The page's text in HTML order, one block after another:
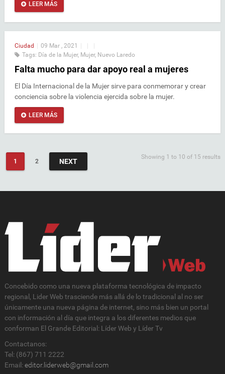
LEER MÁS
Ciudad 09 Mar , 2021
Tags: Día de la Mujer, Mujer, Nuevo Laredo
Falta mucho para dar apoyo real a mujeres
El Día Internacional de la Mujer sirve para conmemorar y crear
conciencia sobre la violencia ejercida sobre la mujer.
LEER MÁS
1 2 NEXT
Showing 1 to 10 of 15 results
Concebido como una nueva plataforma tecnológica de impacto
regional, Lider Web trasciende más allá de lo tradicional al no ser
únicamente una nueva página de internet, sino más bien un portal
con información al día que integra a los diferentes medios que
conforman El Grande Editorial: Líder Web y Líder Tv
Contactanos:
Tel: (867) 711 2222
Email: editor.liderweb@gmail.com